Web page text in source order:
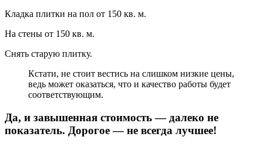
Кладка плитки на пол от 150 кв. м.
На стены от 150 кв. м.
Снять старую плитку.
Кстати, не стоит вестись на слишком низкие цены,
ведь может оказаться, что и качество работы будет
соответствующим.
Да, и завышенная стоимость — далеко не
показатель. Дорогое — не всегда лучшее!